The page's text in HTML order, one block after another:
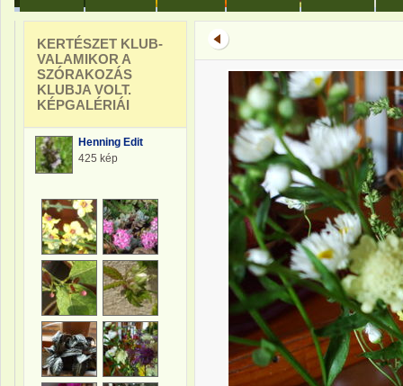
KERTÉSZET KLUB-
VALAMIKOR A
SZÓRAKOZÁS
KLUBJA VOLT.
KÉPGALÉRIÁI
Henning Edit
425 kép